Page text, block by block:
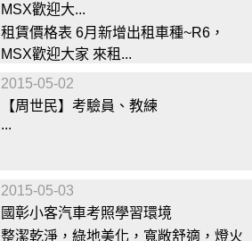
MSX歡迎大...
租賃價格表 6月新增出租車種~R6，
MSX歡迎大家 來租...
2015-05-02
【周世民】考驗員、教練
...
2015-05-03
國彰小客汽車考照學習環境
整潔乾淨，綠地美化，寬敞舒適，燈火